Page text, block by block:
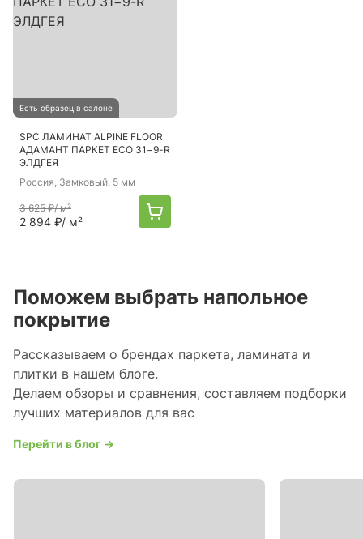
Есть образец в салоне
SPC ЛАМИНАТ ALPINE FLOOR
АДАМАНТ ПАРКЕТ ECO 31−9-R
ЭЛДГЕЯ
Россия, Замковый, 5 мм
3 625 ₽/ м²
2 894 ₽/ м²
Поможем выбрать напольное
покрытие
Рассказываем о брендах паркета, ламината и
плитки в нашем блоге.
Делаем обзоры и сравнения, составляем подборки
лучших материалов для вас
Перейти в блог →